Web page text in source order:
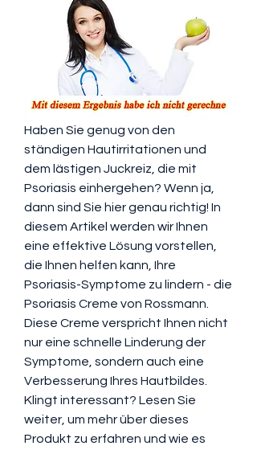
Haben Sie genug von den
ständigen Hautirritationen und
dem lästigen Juckreiz, die mit
Psoriasis einhergehen? Wenn ja,
dann sind Sie hier genau richtig! In
diesem Artikel werden wir Ihnen
eine effektive Lösung vorstellen,
die Ihnen helfen kann, Ihre
Psoriasis-Symptome zu lindern - die
Psoriasis Creme von Rossmann.
Diese Creme verspricht Ihnen nicht
nur eine schnelle Linderung der
Symptome, sondern auch eine
Verbesserung Ihres Hautbildes.
Klingt interessant? Lesen Sie
weiter, um mehr über dieses
Produkt zu erfahren und wie es